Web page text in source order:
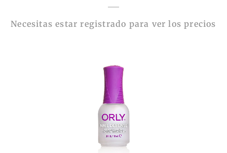
Necesitas estar registrado para ver los precios